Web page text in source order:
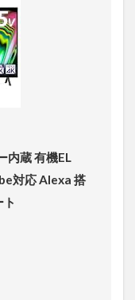
内蔵 有機EL
対応 Alexa 搭